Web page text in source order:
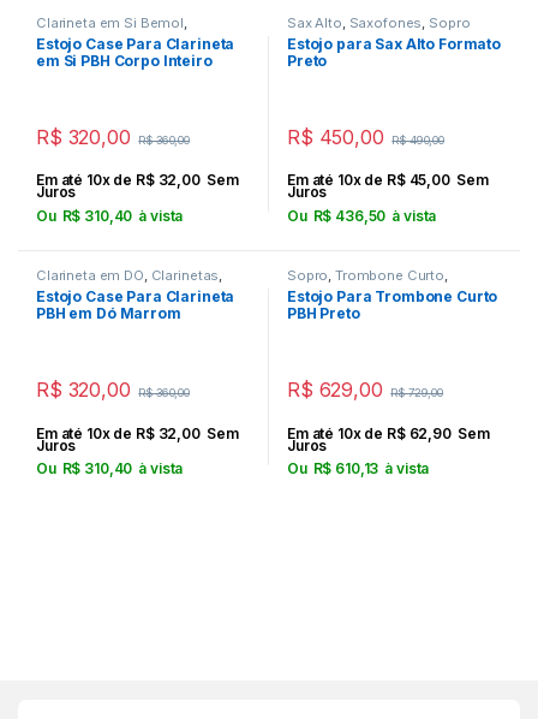
Clarineta em Si Bemol
Clarinetas Sopro
Estojo Case Para Clarineta
em Si PBH Corpo Inteiro
R$ 320,00 R$360,00
Em até 10x de R$32,00 Sem
Juros
Ou R$ 310,40 à vista
Sax Alto Saxofones Sopro
Estojo para Sax Alto Formato
Preto
R$ 450,00 R$490,00
Em até 10x de R$45,00 Sem
Juros
Ou R$ 436,50 à vista
Clarineta em DO Clarinetas
Sopro
Estojo Case Para Clarineta
PBH em Dó Marrom
R$ 320,00 R$360,00
Em até 10x de R$32,00 Sem
Juros
Ou R$ 310,40 à vista
Sopro ,Trombone Curto
Trombones
Estojo Para Trombone Curto
PBH Preto
R$ 629,00 R$729,00
Em até 10x de R$62,90 Sem
Juros
Ou R$ 610,13 à vista